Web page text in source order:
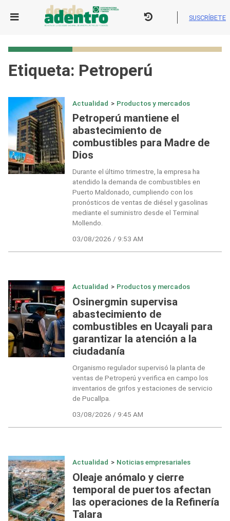
SUSCRÍBETE
Etiqueta: Petroperú
Actualidad > Productos y mercados
Petroperú mantiene el
abastecimiento de
combustibles para Madre de
Dios
Durante el último trimestre, la empresa ha
atendido la demanda de combustibles en
Puerto Maldonado, cumpliendo con los
pronósticos de ventas de diésel y gasolinas
mediante el suministro desde el Terminal
Mollendo.
03/08/2026 / 9:53 AM
Actualidad > Productos y mercados
Osinergmin supervisa
abastecimiento de
combustibles en Ucayali para
garantizar la atención a la
ciudadanía
Organismo regulador supervisó la planta de
ventas de Petroperú y verifica en campo los
inventarios de grifos y estaciones de servicio
de Pucallpa.
03/08/2026 / 9:45 AM
Actualidad > Noticias empresariales
Oleaje anómalo y cierre
temporal de puertos afectan
las operaciones de la Refinería
Talara